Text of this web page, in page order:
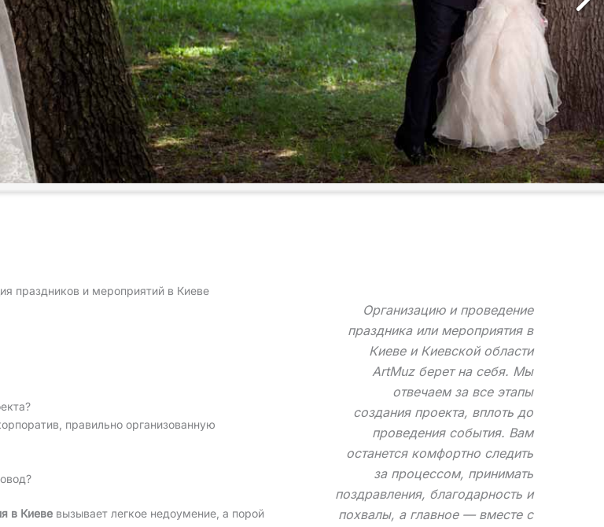
праздников и мероприятий в Киеве
правильно организованную
в Киеве вызывает легкое недоумение, а порой
Организацию и проведение
праздника или мероприятия в
Киеве и Киевской области
ArtMuz берет на себя. Мы
отвечаем за все этапы
создания проекта, вплоть до
проведения события. Вам
останется комфортно следить
за процессом, принимать
поздравления, благодарность и
похвалы, а главное — вместе с